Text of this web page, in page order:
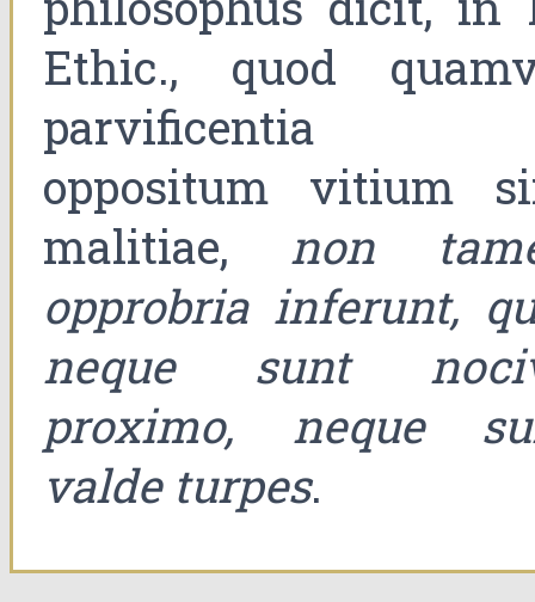
Ethic., quod
parvificentia
oppositum vitium
malitiae, non
opprobria inferunt,
neque sunt
proximo, neque
valde turpes.